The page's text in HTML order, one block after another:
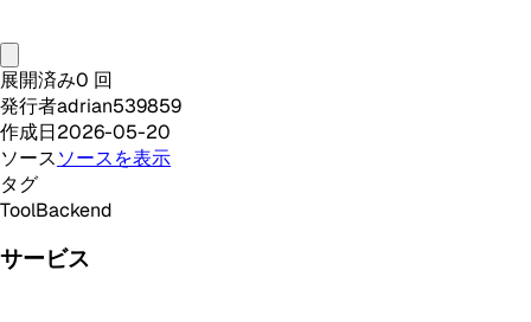
展開済み0 回
発行者adrian539859
作成日2026-05-20
ソースソースを表示
タグ
ToolBackend
サービス